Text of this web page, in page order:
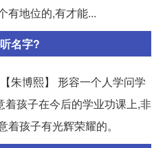
有地位的,有才能...
名字?
朱博熙】 形容一个人学问学
孩子在今后的学业功课上,非
孩子有光辉荣耀的。